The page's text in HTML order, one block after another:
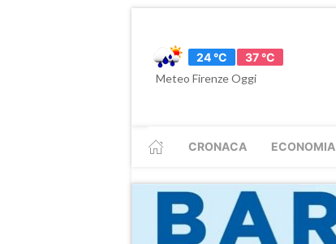
24 °C
37 °C
Meteo Firenze Oggi
CRONACA ECONOMIA